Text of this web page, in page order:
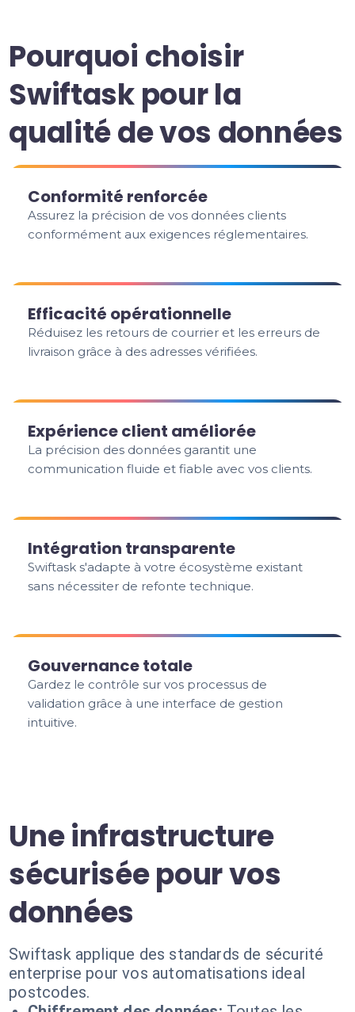
Pourquoi choisir
Swiftask pour la
qualité de vos données
Conformité renforcée
Assurez la précision de vos données clients
conformément aux exigences réglementaires.
Efficacité opérationnelle
Réduisez les retours de courrier et les erreurs de
livraison grâce à des adresses vérifiées.
Expérience client améliorée
La précision des données garantit une
communication fluide et fiable avec vos clients.
Intégration transparente
Swiftask s'adapte à votre écosystème existant
sans nécessiter de refonte technique.
Gouvernance totale
Gardez le contrôle sur vos processus de
validation grâce à une interface de gestion
intuitive.
Une infrastructure
sécurisée pour vos
données
Swiftask applique des standards de sécurité
enterprise pour vos automatisations ideal
postcodes.